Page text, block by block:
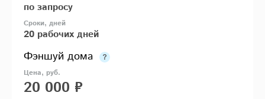
по запросу
20 рабочих дней
Фэншуй дома
20 000 ₽